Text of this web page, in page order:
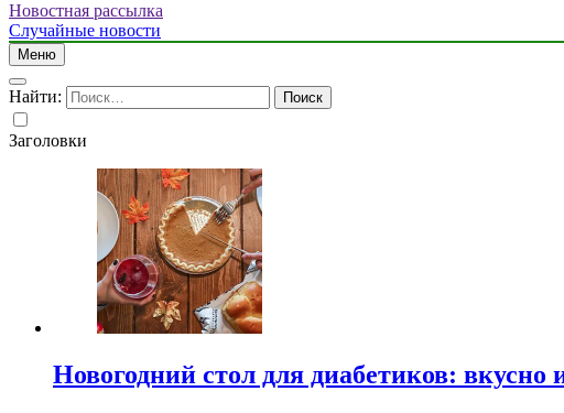
Новостная рассылка
Случайные новости
Меню
Найти:
Заголовки
Новогодний стол для диабетиков: вкусно